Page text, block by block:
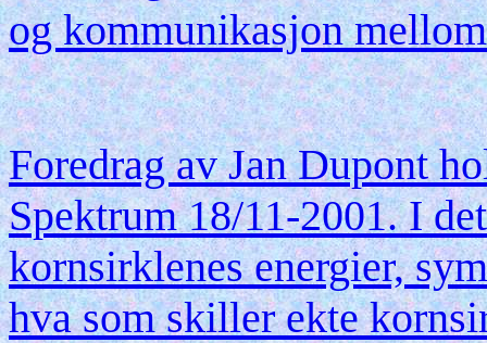
og kommunikasjon
Foredrag av Jan Dupont
Spektrum 18/11-2001. I
kornsirklenes energier,
hva som skiller ekte